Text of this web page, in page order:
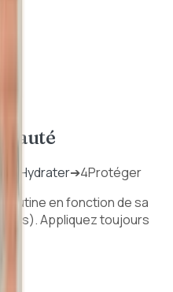
/ Hydrater➔4Protéger
en fonction de sa
Appliquez toujours